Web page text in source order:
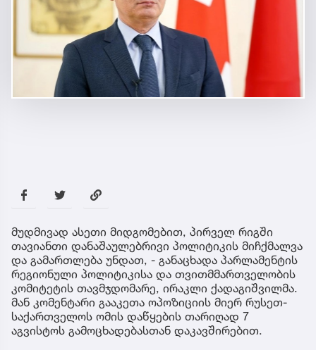
მუდმივად ასეთი მიდგომებით, პირველ რიგში
თავიანთი დანაშაულებრივი პოლიტიკის მიჩქმალვა
და გამართლება უნდათ, - განაცხადა პარლამენტის
რეგიონული პოლიტიკისა და თვითმმართველობის
კომიტეტის თავმჯდომარე, ირაკლი ქადაგიშვილმა.
მან კომენტარი გააკეთა ოპოზიციის მიერ რუსეთ-
საქართველოს ომის დაწყების თარიღად 7
აგვისტოს გამოცხადებასთან დაკავშირებით.